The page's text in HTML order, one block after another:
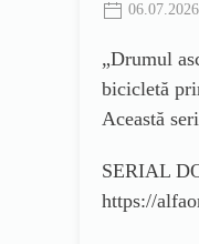
06.07.2026
„Drumul
bicicletă
Această
SERIAL
https://